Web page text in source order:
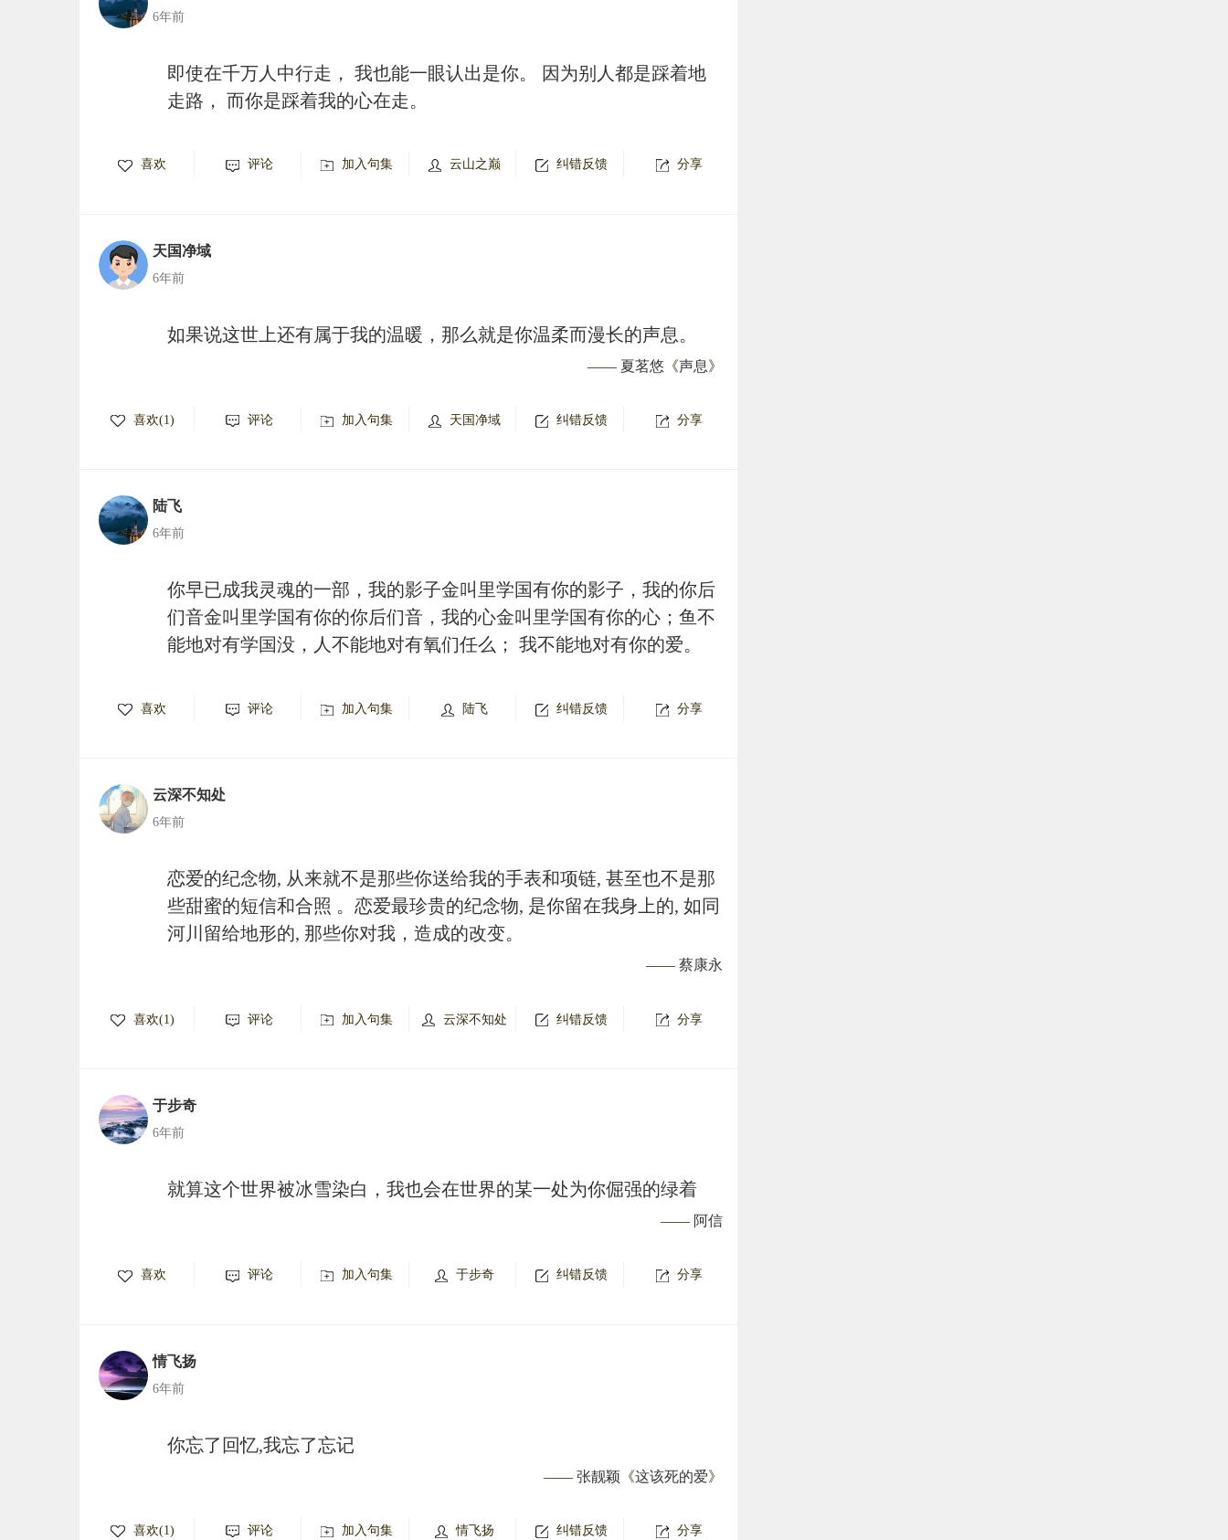
6年前
即使在千万人中行走， 我也能一眼认出是你。 因为别人都是踩着地
走路， 而你是踩着我的心在走。
喜欢 评论 加入句集 云山之巅 纠错反馈 分享
天国净域
6年前
如果说这世上还有属于我的温暖，那么就是你温柔而漫长的声息。
—— 夏茗悠 《声息》
喜欢(1) 评论 加入句集 天国净域 纠错反馈 分享
陆飞
6年前
你早已成我灵魂的一部，我的影子金叫里学国有你的影子，我的你后
们音金叫里学国有你的你后们音，我的心金叫里学国有你的心；鱼不
能地对有学国没，人不能地对有氧们任么； 我不能地对有你的爱。
喜欢 评论 加入句集 陆飞 纠错反馈 分享
云深不知处
6年前
恋爱的纪念物, 从来就不是那些你送给我的手表和项链, 甚至也不是那
些甜蜜的短信和合照 。恋爱最珍贵的纪念物, 是你留在我身上的, 如同
河川留给地形的, 那些你对我，造成的改变。
—— 蔡康永
喜欢(1) 评论 加入句集 云深不知处 纠错反馈 分享
于步奇
6年前
就算这个世界被冰雪染白，我也会在世界的某一处为你倔强的绿着
—— 阿信
喜欢 评论 加入句集 于步奇 纠错反馈 分享
情飞扬
6年前
你忘了回忆,我忘了忘记
—— 张靓颖 《这该死的爱》
喜欢(1) 评论 加入句集 情飞扬 纠错反馈 分享